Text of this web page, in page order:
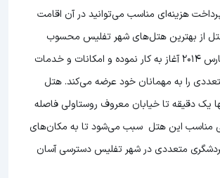
هزینه‌ای مناسب می‌توانید در آن اقامت
از بهترین هتل‌های شهر تفلیس محسوب
می‌شود که در 28 مارس 2014 آغاز به کار نموده و امکانات و خدمات
را به مهمانان خود عرضه می‌کند. هتل
یک دقیقه تا خیابان معروف روستاولی فاصله
مناسب این هتل سبب می‌شود تا به مکان‌های
متعددی در شهر تفلیس دسترسی آسان